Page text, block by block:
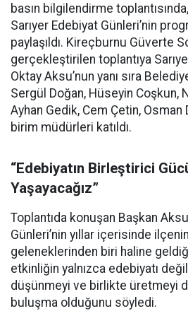
basın bilgilendirme
Sarıyer Edebiyat Günleri’nin
paylaşıldı. Kireçburnu Güverte
gerçekleştirilen toplantıya
Oktay Aksu’nun yanı sıra
Sergül Doğan, Hüseyin Coşkun,
Ayhan Gedik, Cem Çetin,
birim müdürleri katıldı.
“Edebiyatın Birleştirici
Yaşayacağız”
Toplantıda konuşan Başkan
Günleri’nin yıllar içerisinde
geleneklerinden biri haline
etkinliğin yalnızca edebiyatı
düşünmeyi ve birlikte üretmeyi
buluşma olduğunu söyledi.